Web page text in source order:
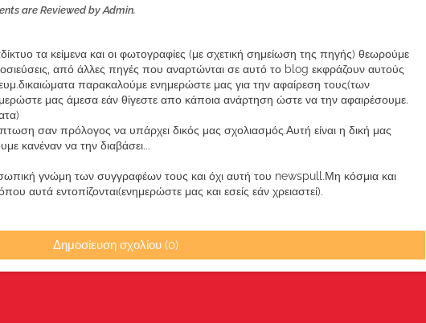
are Reviewed by Admin.
τα κείμενα και οι φωτογραφίες (με σχετική σημείωση της πηγής) θεωρούμε
από άλλες πηγές που αναρτώνται σε αυτό το blog εκφράζουν αυτούς
παρακαλούμε ενημερώστε μας για την αφαίρεση τους(των
μας άμεσα εάν θίγεστε απο κάποια ανάρτηση ώστε να την αφαιρέσουμε.
σαν πρόλογος να υπάρχει δικός μας σχολιασμός.Αυτή είναι η δική μας
κανέναν να την διαβάσει...
γνώμη των συγγραφέων τους και όχι αυτή του newspull.Μη κόσμια και
αυτά εντοπίζονται(ενημερώστε μας και εσείς εάν χρειαστεί).
Δημοσίευση σχολίου (0)